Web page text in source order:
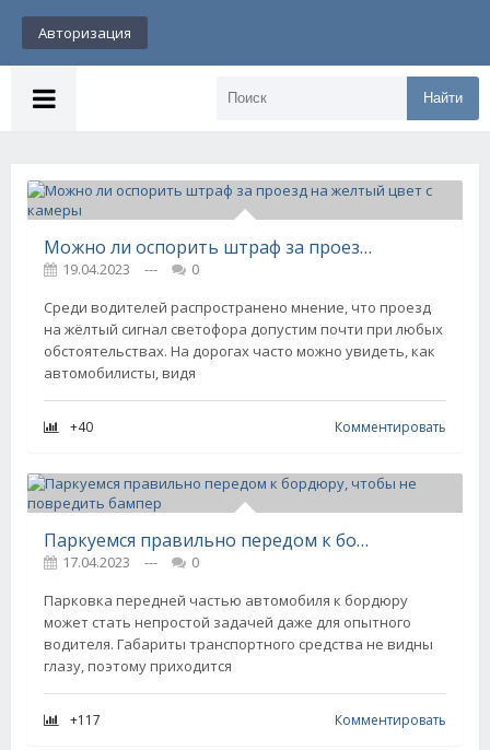
Авторизация
Найти
Можно ли оспорить штраф за проезд на желтый цвет с камеры
19.04.2023 ---
0
Среди водителей распространено мнение, что проезд
на жёлтый сигнал светофора допустим почти при любых
обстоятельствах. На дорогах часто можно увидеть, как
автомобилисты, видя
+40 Комментировать
Паркуемся правильно передом к бордюру, чтобы не повредить бампер
17.04.2023 ---
0
Парковка передней частью автомобиля к бордюру
может стать непростой задачей даже для опытного
водителя. Габариты транспортного средства не видны
глазу, поэтому приходится
+117 Комментировать